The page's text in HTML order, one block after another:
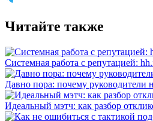
Читайте также
Системная работа с репутацией:
Давно пора: почему руководители
Идеальный мэтч: как разбор